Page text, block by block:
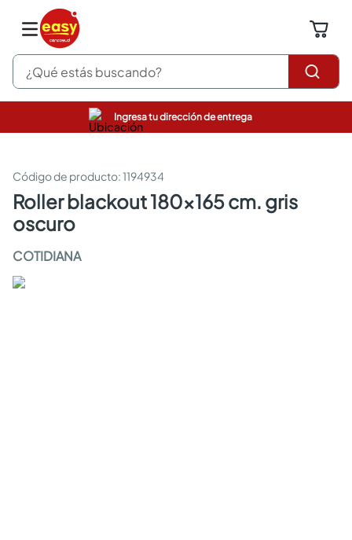
¿Qué estás buscando?
Ingresa tu dirección de entrega
:1194934
roller blackout 180x165 cm. gris
oscuro
COTIDIANA
pinturas
sanitarios
comedor
escritorio
armarios closet
comedores